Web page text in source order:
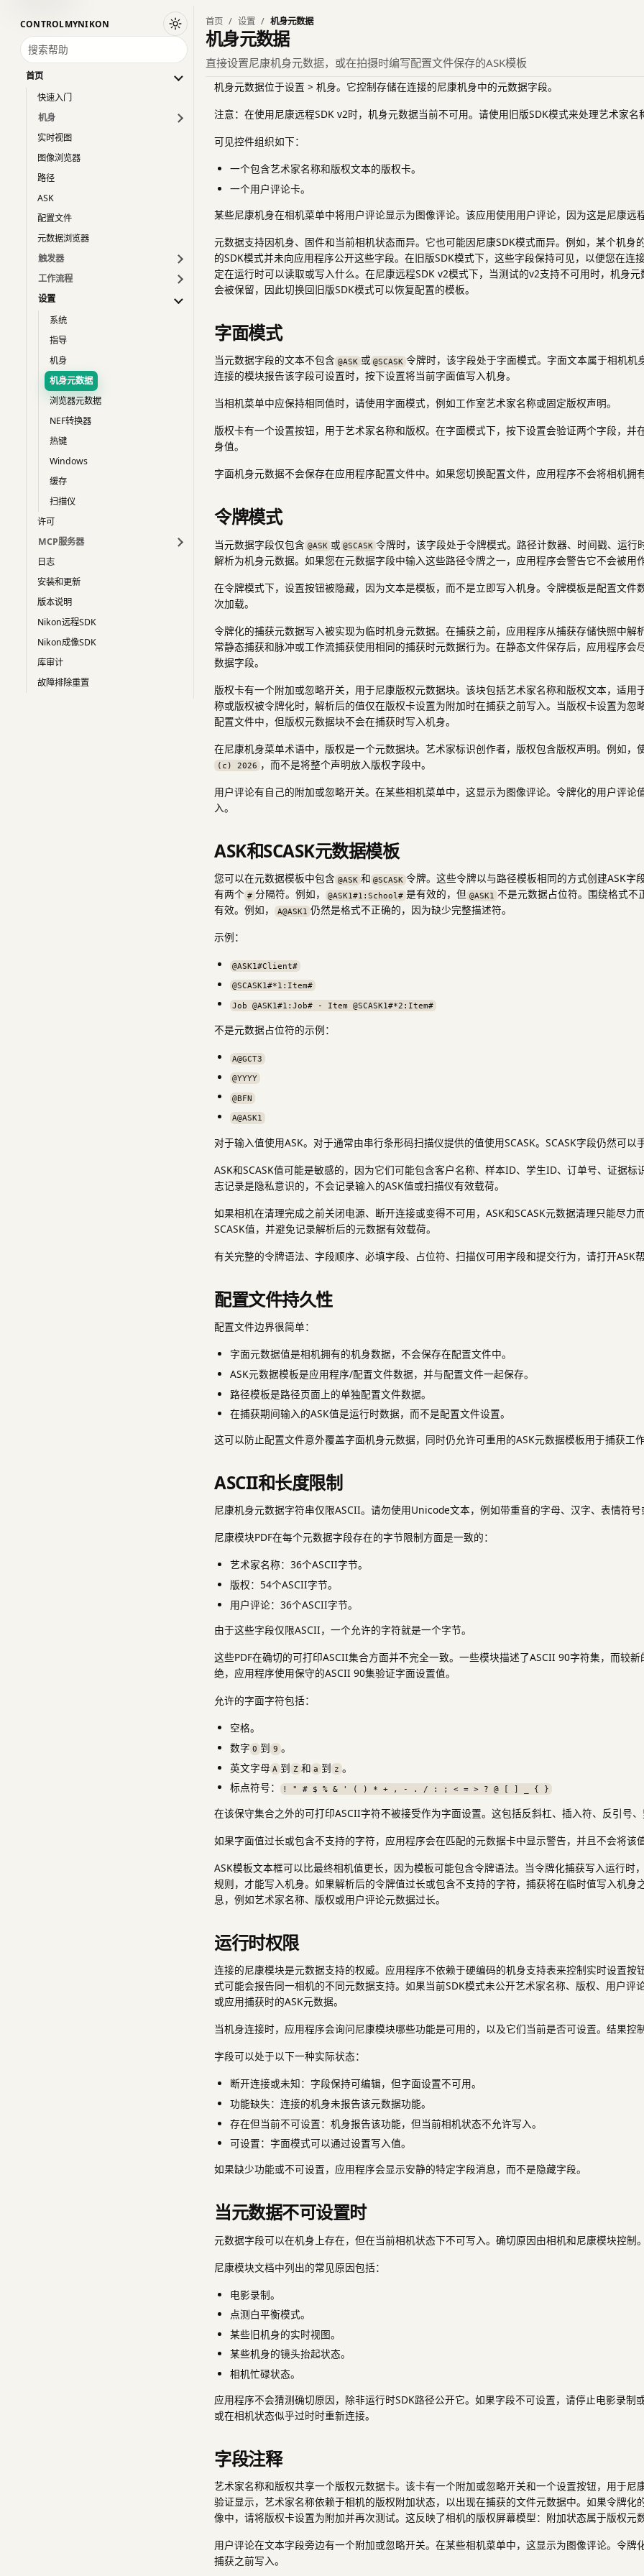
CONTROLMYNIKON
切换到深色主题
搜索帮助
首页
快速入门
机身
实时视图
图像浏览器
路径
ASK
配置文件
元数据浏览器
触发器
工作流程
设置
系统
指导
机身
机身元数据
浏览器元数据
NEF转换器
热键
Windows
缓存
扫描仪
许可
MCP服务器
日志
安装和更新
版本说明
Nikon远程SDK
Nikon成像SDK
库审计
故障排除重置
首页 设置 机身元数据
机身元数据
直接设置尼康机身元数据，或在拍摄时编写配置文件保存的ASK模板
机身元数据位于设置 > 机身。它控制存储在连接的尼康机身中的元数据字段。
注意：在使用尼康远程SDK v2时，机身元数据当前不可用。请使用旧版SDK模式来处理艺术家名
可见控件组织如下：
一个包含艺术家名称和版权文本的版权卡。
一个用户评论卡。
某些尼康机身在相机菜单中将用户评论显示为图像评论。该应用使用用户评论，因为这是尼康远
元数据支持因机身、固件和当前相机状态而异。它也可能因尼康SDK模式而异。例如，某个机身
的SDK模式并未向应用程序公开这些字段。在旧版SDK模式下，这些字段保持可见，以便您在连
定在运行时可以读取或写入什么。在尼康远程SDK v2模式下，当测试的v2支持不可用时，机身
会被保留，因此切换回旧版SDK模式可以恢复配置的模板。
字面模式
当元数据字段的文本不包含 @ASK 或 @SCASK 令牌时，该字段处于字面模式。字面文本属于相机机
连接的模块报告该字段可设置时，按下设置将当前字面值写入机身。
当相机菜单中应保持相同值时，请使用字面模式，例如工作室艺术家名称或固定版权声明。
版权卡有一个设置按钮，用于艺术家名称和版权。在字面模式下，按下设置会验证两个字段，并
身值。
字面机身元数据不会保存在应用程序配置文件中。如果您切换配置文件，应用程序不会将相机拥
令牌模式
当元数据字段仅包含 @ASK 或 @SCASK 令牌时，该字段处于令牌模式。路径计数器、时间戳、运行
解析为机身元数据。如果您在元数据字段中输入这些路径令牌之一，应用程序会警告它不会被用
在令牌模式下，设置按钮被隐藏，因为文本是模板，而不是立即写入机身。令牌模板是配置文件
次加载。
令牌化的捕获元数据写入被实现为临时机身元数据。在捕获之前，应用程序从捕获存储快照中解
常静态捕获和脉冲或工作流捕获使用相同的捕获时元数据行为。在静态文件保存后，应用程序会
数据字段。
版权卡有一个附加或忽略开关，用于尼康版权元数据块。该块包括艺术家名称和版权文本，适用
称或版权被令牌化时，解析后的值仅在版权卡设置为附加时在捕获之前写入。当版权卡设置为忽
配置文件中，但版权元数据块不会在捕获时写入机身。
在尼康机身菜单术语中，版权是一个元数据块。艺术家标识创作者，版权包含版权声明。例如，
(c) 2026 ，而不是将整个声明放入版权字段中。
用户评论有自己的附加或忽略开关。在某些相机菜单中，这显示为图像评论。令牌化的用户评论
入。
ASK和SCASK元数据模板
您可以在元数据模板中包含 @ASK 和 @SCASK 令牌。这些令牌以与路径模板相同的方式创建ASK字
有两个 # 分隔符。例如， @ASK1#1:School# 是有效的，但 @ASK1 不是元数据占位符。围绕格式不
有效。例如，
A@ASK1 仍然是格式不正确的，因为缺少完整描述符。
示例：
@ASK1#Client#
@SCASK1#*1:Item#
Job @ASK1#1:Job# - Item @SCASK1#*2:Item#
不是元数据占位符的示例：
A@GCT3
@YYYY
@BFN
A@ASK1
对于输入值使用ASK。对于通常由串行条形码扫描仪提供的值使用SCASK。SCASK字段仍然可以
ASK和SCASK值可能是敏感的，因为它们可能包含客户名称、样本ID、学生ID、订单号、证据标
志记录是隐私意识的，不会记录输入的ASK值或扫描仪有效载荷。
如果相机在清理完成之前关闭电源、断开连接或变得不可用，ASK和SCASK元数据清理只能尽力
SCASK值，并避免记录解析后的元数据有效载荷。
有关完整的令牌语法、字段顺序、必填字段、占位符、扫描仪可用字段和提交行为，请打开ASK帮
配置文件持久性
配置文件边界很简单：
字面元数据值是相机拥有的机身数据，不会保存在配置文件中。
ASK元数据模板是应用程序/配置文件数据，并与配置文件一起保存。
路径模板是路径页面上的单独配置文件数据。
在捕获期间输入的ASK值是运行时数据，而不是配置文件设置。
这可以防止配置文件意外覆盖字面机身元数据，同时仍允许可重用的ASK元数据模板用于捕获工作
ASCII和长度限制
尼康机身元数据字符串仅限ASCII。请勿使用Unicode文本，例如带重音的字母、汉字、表情符号
尼康模块PDF在每个元数据字段存在的字节限制方面是一致的：
艺术家名称：36个ASCII字节。
版权：54个ASCII字节。
用户评论：36个ASCII字节。
由于这些字段仅限ASCII，一个允许的字符就是一个字节。
这些PDF在确切的可打印ASCII集合方面并不完全一致。一些模块描述了ASCII 90字符集，而较
绝，应用程序使用保守的ASCII 90集验证字面设置值。
允许的字面字符包括：
空格。
数字 0 到 9 。
英文字母 A 到 Z 和 a 到 z 。
标点符号：
! " # $ % & ' ( ) * + , - . / : ; < = > ? @ [ ] _ { }
在该保守集合之外的可打印ASCII字符不被接受作为字面设置。这包括反斜杠、插入符、反引号、
如果字面值过长或包含不支持的字符，应用程序会在匹配的元数据卡中显示警告，并且不会将该
ASK模板文本框可以比最终相机值更长，因为模板可能包含令牌语法。当令牌化捕获写入运行时
规则，才能写入机身。如果解析后的令牌值过长或包含不支持的字符，捕获将在临时值写入机身
息，例如艺术家名称、版权或用户评论元数据过长。
运行时权限
连接的尼康模块是元数据支持的权威。应用程序不依赖于硬编码的机身支持表来控制实时设置按
式可能会报告同一相机的不同元数据支持。如果当前SDK模式未公开艺术家名称、版权、用户评
或应用捕获时的ASK元数据。
当机身连接时，应用程序会询问尼康模块哪些功能是可用的，以及它们当前是否可设置。结果控
字段可以处于以下一种实际状态：
断开连接或未知：字段保持可编辑，但字面设置不可用。
功能缺失：连接的机身未报告该元数据功能。
存在但当前不可设置：机身报告该功能，但当前相机状态不允许写入。
可设置：字面模式可以通过设置写入值。
如果缺少功能或不可设置，应用程序会显示安静的特定字段消息，而不是隐藏字段。
当元数据不可设置时
元数据字段可以在机身上存在，但在当前相机状态下不可写入。确切原因由相机和尼康模块控制。
尼康模块文档中列出的常见原因包括：
电影录制。
点测白平衡模式。
某些旧机身的实时视图。
某些机身的镜头抬起状态。
相机忙碌状态。
应用程序不会猜测确切原因，除非运行时SDK路径公开它。如果字段不可设置，请停止电影录制
或在相机状态似乎过时时重新连接。
字段注释
艺术家名称和版权共享一个版权元数据卡。该卡有一个附加或忽略开关和一个设置按钮，用于尼
验证显示，艺术家名称依赖于相机的版权附加状态，以出现在捕获的文件元数据中。如果令牌化
像中，请将版权卡设置为附加并再次测试。这反映了相机的版权屏幕模型：附加状态属于版权元
用户评论在文本字段旁边有一个附加或忽略开关。在某些相机菜单中，这显示为图像评论。令牌
捕获之前写入。